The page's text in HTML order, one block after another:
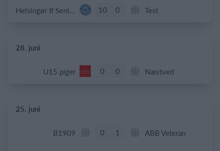
Helsingør If Senior 10 0 Test
28. juni
U15 piger 0 0 Næstved
25. juni
B1909 0 1 ABB Veteran